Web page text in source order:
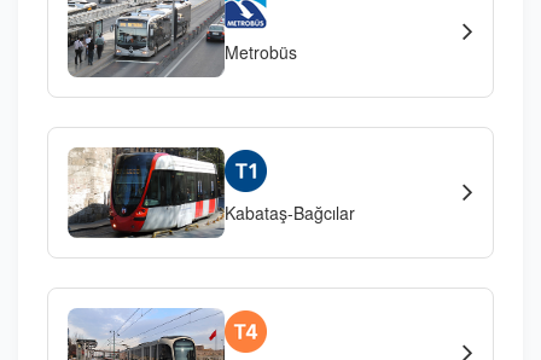
Metrobüs
Kabataş-Bağcılar